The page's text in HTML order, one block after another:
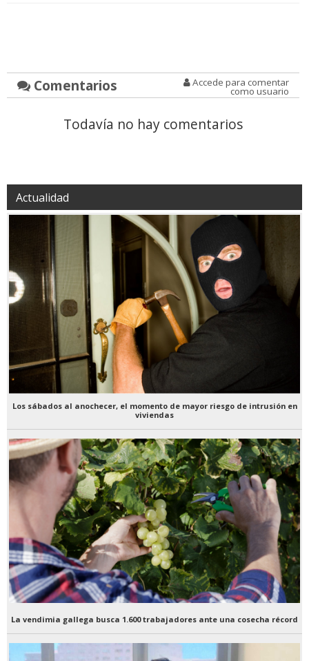
Comentarios Accede para comentar
como usuario
Todavía no hay comentarios
Actualidad
Los sábados al anochecer, el momento de mayor riesgo de intrusión en
viviendas
La vendimia gallega busca 1.600 trabajadores ante una cosecha récord